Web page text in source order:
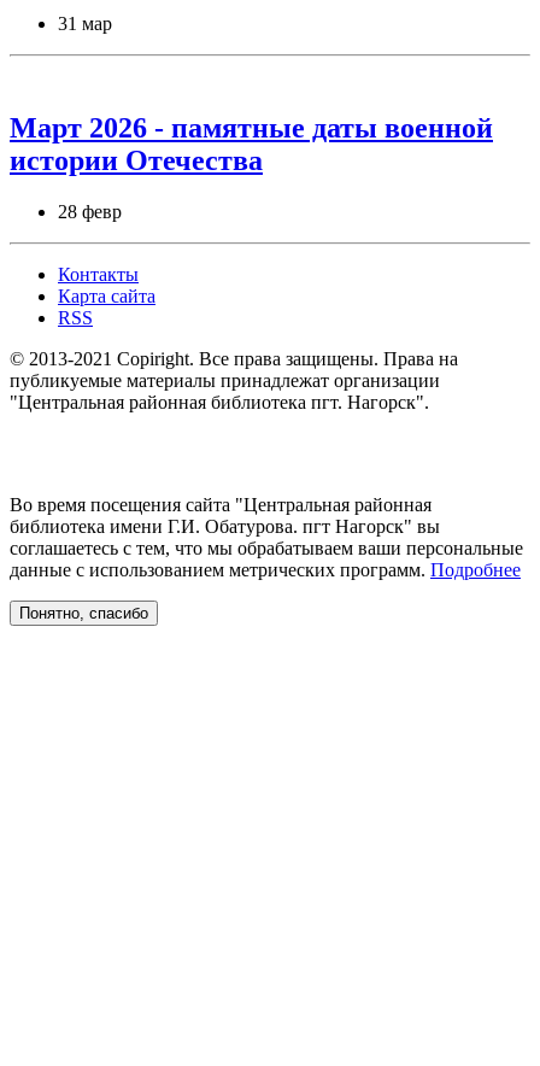
31 мар
Март 2026 - памятные даты военной
истории Отечества
28 февр
Контакты
Карта сайта
RSS
© 2013-2021 Copiright. Все права защищены. Права на
публикуемые материалы принадлежат организации
"Центральная районная библиотека пгт. Нагорск".
Во время посещения сайта "Центральная районная
библиотека имени Г.И. Обатурова. пгт Нагорск" вы
соглашаетесь с тем, что мы обрабатываем ваши персональные
данные с использованием метрических программ. Подробнее
Понятно, спасибо